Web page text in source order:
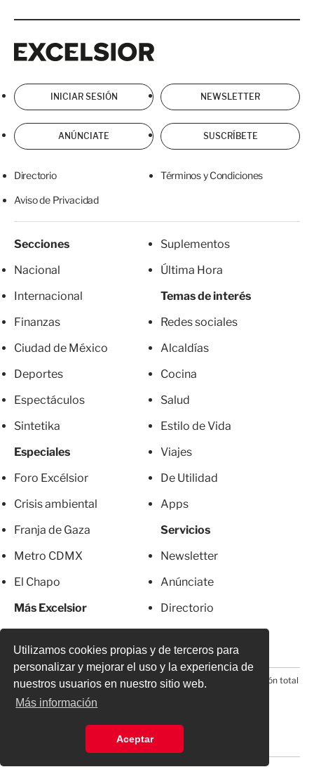
Utilizamos cookies propias y de terceros para
personalizar y mejorar el uso y la experiencia de
nuestros usuarios en nuestro sitio web.
Más información
Aceptar
INICIAR SESIÓN NEWSLETTER
ANÚNCIATE SUSCRÍBETE
Directorio Términos y Condiciones
Aviso de Privacidad
Secciones
Nacional
Internacional
Finanzas
Ciudad de México
Deportes
Espectáculos
Sintetika
Especiales
Foro Excélsior
Crisis ambiental
Franja de Gaza
Metro CDMX
El Chapo
Más Excelsior
Suplementos
Última Hora
Temas de interés
Redes sociales
Alcaldías
Cocina
Salud
Estilo de Vida
Viajes
De Utilidad
Apps
Servicios
Newsletter
Anúnciate
Directorio
© 2026 Todos los derechos reservados. Prohibida la reproducción total
o parcial, incluyendo cualquier medio electrónico*